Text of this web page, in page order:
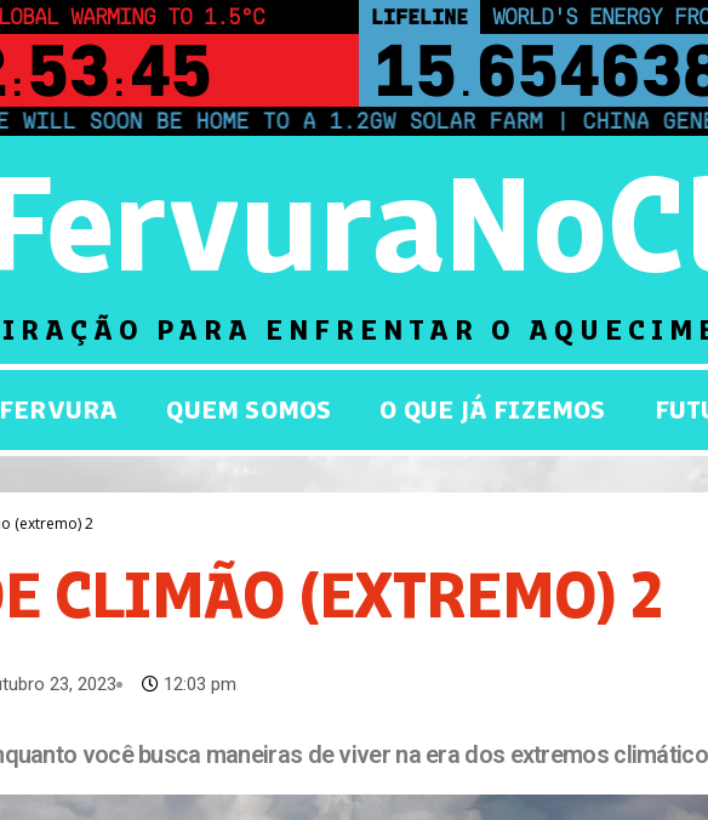
WARMING TO 1.5°C
: 53 : 44
LIFELINE LAND PROTECTED BY
BE HOME TO A 1.2GW SOLAR FARM | CHINA
PARA ENFRENTAR O
QUEM SOMOS O QUE JÁ FIZEMOS
(extremo) 2
CLIMÃO (EXTREMO) 2
23, 2023 12:03 pm
você busca maneiras de viver na era dos extremos